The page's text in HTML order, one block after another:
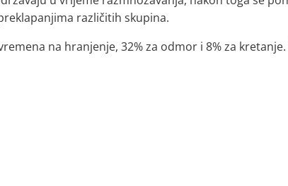
različitih skupina.
na hranjenje, 32% za odmor i 8% za